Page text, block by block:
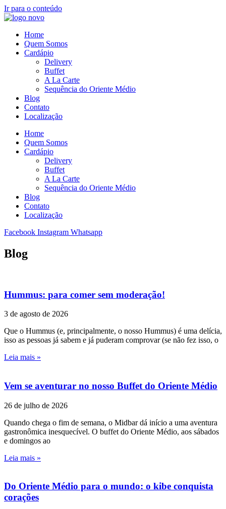
Ir para o conteúdo
Home
Quem Somos
Cardápio
Delivery
Buffet
A La Carte
Sequência do Oriente Médio
Blog
Contato
Localização
Home
Quem Somos
Cardápio
Delivery
Buffet
A La Carte
Sequência do Oriente Médio
Blog
Contato
Localização
Facebook Instagram Whatsapp
Blog
Hummus: para comer sem moderação!
3 de agosto de 2026
Que o Hummus (e, principalmente, o nosso Hummus) é uma delícia,
isso as pessoas já sabem e já puderam comprovar (se não fez isso, o
Leia mais »
Vem se aventurar no nosso Buffet do Oriente Médio
26 de julho de 2026
Quando chega o fim de semana, o Midbar dá início a uma aventura
gastronômica inesquecível. O buffet do Oriente Médio, aos sábados
e domingos ao
Leia mais »
Do Oriente Médio para o mundo: o kibe conquista
corações